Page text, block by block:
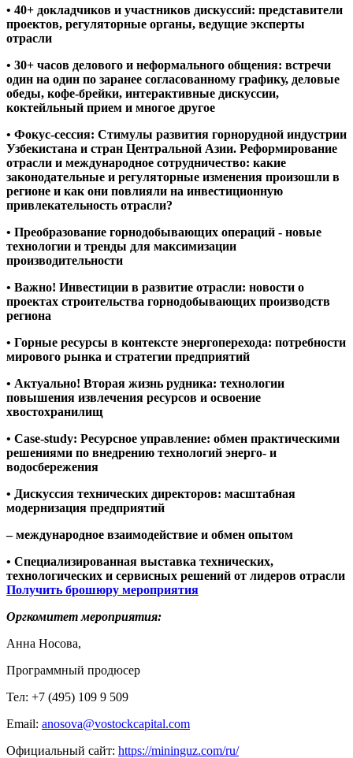
• 40+ докладчиков и участников дискуссий: представители
проектов, регуляторные органы, ведущие эксперты
отрасли
• 30+ часов делового и неформального общения: встречи
один на один по заранее согласованному графику, деловые
обеды, кофе-брейки, интерактивные дискуссии,
коктейльный прием и многое другое
• Фокус-сессия: Стимулы развития горнорудной индустрии
Узбекистана и стран Центральной Азии. Реформирование
отрасли и международное сотрудничество: какие
законодательные и регуляторные изменения произошли в
регионе и как они повлияли на инвестиционную
привлекательность отрасли?
• Преобразование горнодобывающих операций - новые
технологии и тренды для максимизации
производительности
• Важно! Инвестиции в развитие отрасли: новости о
проектах строительства горнодобывающих производств
региона
• Горные ресурсы в контексте энергоперехода: потребности
мирового рынка и стратегии предприятий
• Актуально! Вторая жизнь рудника: технологии
повышения извлечения ресурсов и освоение
хвостохранилищ
• Case-study: Ресурсное управление: обмен практическими
решениями по внедрению технологий энерго- и
водосбережения
• Дискуссия технических директоров: масштабная
модернизация предприятий
– международное взаимодействие и обмен опытом
• Специализированная выставка технических,
технологических и сервисных решений от лидеров отрасли
Получить брошюру мероприятия
Оргкомитет мероприятия:
Анна Носова,
Программный продюсер
Тел: +7 (495) 109 9 509
Email: anosova@vostockcapital.com
Официальный сайт: https://mininguz.com/ru/